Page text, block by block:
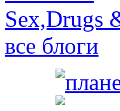
Sex,Drugs
все блоги